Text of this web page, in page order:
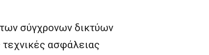
των σύγχρονων δικτύων
ασφάλειας